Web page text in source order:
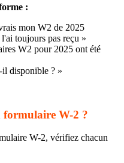
:
mon W2 de 2025
toujours pas reçu »
W2 pour 2025 ont été
disponible ? »
formulaire W-2 ?
W-2, vérifiez chacun